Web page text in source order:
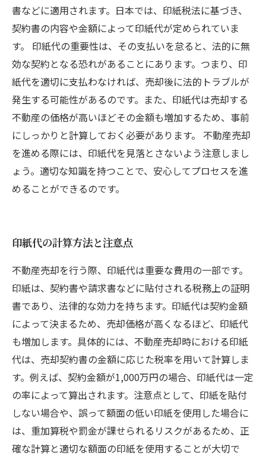
書などに適用されます。日本では、印紙税法に基づき、
契約書の内容や金額によって印紙代が定められていま
す。 印紙代の重要性は、その支払いを怠ると、法的に無
効な契約となる恐れがあることにあります。つまり、印
紙代を適切に支払わなければ、売却後に法的トラブルが
発生する可能性があるのです。また、印紙代は売却する
不動産の価格が高いほどその金額も増加するため、事前
にしっかりと計算しておく必要があります。 不動産売却
を進める際には、印紙代を見落とさないよう注意しまし
ょう。適切な知識を持つことで、安心してプロセスを進
めることができるのです。
印紙代の計算方法と注意点
不動産売却を行う際、印紙代は重要な費用の一部です。
印紙は、契約書や請求書などに貼付される税務上の証明
書であり、法律的な効力を持ちます。印紙代は契約金額
によって決まるため、売却価格が高くなるほど、印紙代
も増加します。具体的には、不動産売却時における印紙
代は、売却契約書の金額に応じた税率を用いて計算しま
す。例えば、契約金額が1,000万円の場合、印紙代は一定
の率によって算出されます。注意点として、印紙を貼付
しない場合や、誤って額面の低い印紙を使用した場合に
は、重加算税や罰金が課せられるリスクがあるため、正
確な計算と適切な額面の印紙を使用することが大切で